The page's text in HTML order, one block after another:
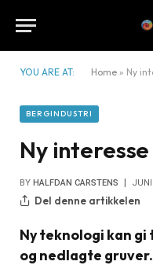
YOU ARE AT: Home » Ny
BERGINDUSTRI
Ny
BY HALFDAN CARSTENS
Del denne artikkelen
Ny teknologi kan
og nedlagte